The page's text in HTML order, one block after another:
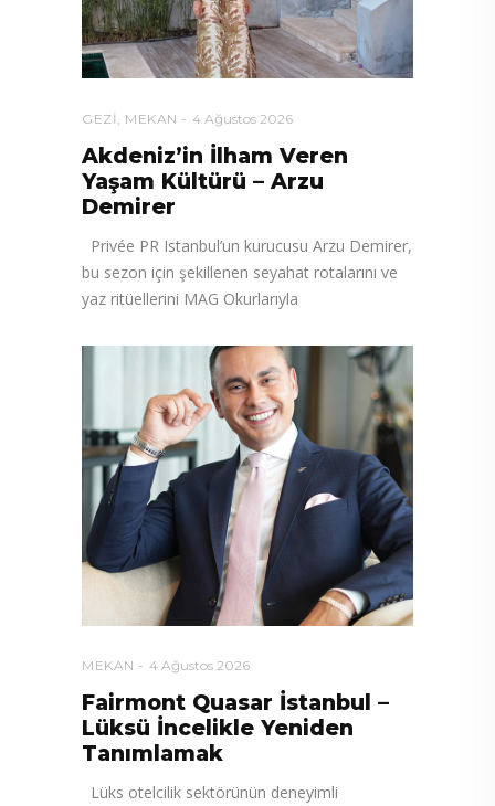
GEZI MEKAN 4 Ağustos 2026
Akdeniz’in İlham Veren
Yaşam Kültürü – Arzu
Demirer
Privée PR Istanbul’un kurucusu Arzu Demirer,
bu sezon için şekillenen seyahat rotalarını ve
yaz ritüellerini MAG Okurlarıyla
MEKAN 4 Ağustos 2026
Fairmont Quasar İstanbul –
Lüksü İncelikle Yeniden
Tanımlamak
Lüks otelcilik sektörünün deneyimli